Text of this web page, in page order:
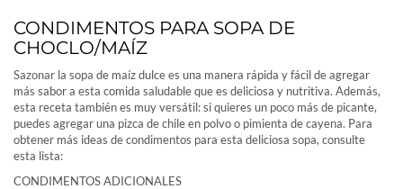
CONDIMENTOS PARA SOPA DE
CHOCLO/MAÍZ
Sazonar la sopa de maíz dulce es una manera rápida y fácil de agregar
más sabor a esta comida saludable que es deliciosa y nutritiva. Además,
esta receta también es muy versátil: si quieres un poco más de picante,
puedes agregar una pizca de chile en polvo o pimienta de cayena. Para
obtener más ideas de condimentos para esta deliciosa sopa, consulte
esta lista:
CONDIMENTOS ADICIONALES